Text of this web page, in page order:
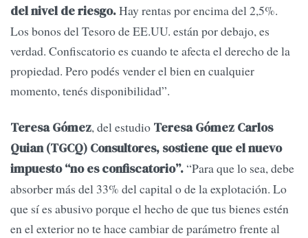
del nivel de riesgo.Hay rentas por encima del 2,5%.
Los bonos del Tesoro de EE.UU. están por debajo, es
verdad. Confiscatorio es cuando te afecta el derecho de la
propiedad. Pero podés vender el bien en cualquier
momento, tenés disponibilidad”.
Teresa Gómez, del estudio Teresa Gómez Carlos
Quian (TGCQ) Consultores, sostiene que el nuevo
impuesto “no es confiscatorio”.“Para que lo sea, debe
absorber más del 33% del capital o de la explotación. Lo
que sí es abusivo porque el hecho de que tus bienes estén
en el exterior no te hace cambiar de parámetro frente al